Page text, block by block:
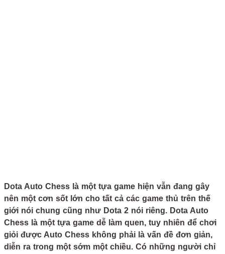
Dota Auto Chess là một tựa game hiện vẫn đang gây
nên một cơn sốt lớn cho tất cả các game thủ trên thế
giới nói chung cũng như Dota 2 nói riêng. Dota Auto
Chess là một tựa game dễ làm quen, tuy nhiên để chơi
giỏi được Auto Chess không phải là vấn đề đơn giản,
diễn ra trong một sớm một chiều. Có những người chỉ